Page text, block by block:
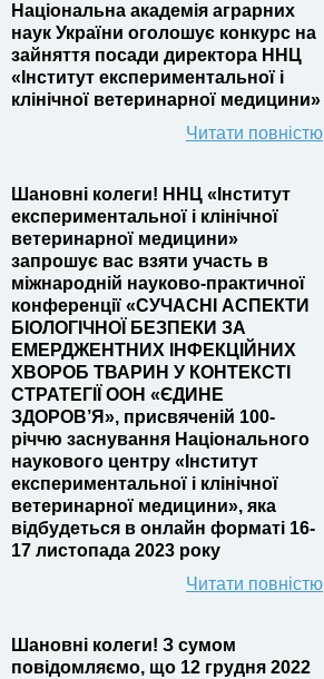
Національна академія аграрних
наук України оголошує конкурс на
зайняття посади директора ННЦ
«Інститут експериментальної і
клінічної ветеринарної медицини»
Читати повністю
Шановні колеги! ННЦ «Інститут
експериментальної і клінічної
ветеринарної медицини»
запрошує вас взяти участь в
міжнародній науково-практичної
конференції «СУЧАСНІ АСПЕКТИ
БІОЛОГІЧНОЇ БЕЗПЕКИ ЗА
ЕМЕРДЖЕНТНИХ ІНФЕКЦІЙНИХ
ХВОРОБ ТВАРИН У КОНТЕКСТІ
СТРАТЕГІЇ ООН «ЄДИНЕ
ЗДОРОВ’Я», присвяченій 100-
річчю заснування Національного
наукового центру «Інститут
експериментальної і клінічної
ветеринарної медицини», яка
відбудеться в онлайн форматі 16-
17 листопада 2023 року
Читати повністю
Шановні колеги! З сумом
повідомляємо, що 12 грудня 2022